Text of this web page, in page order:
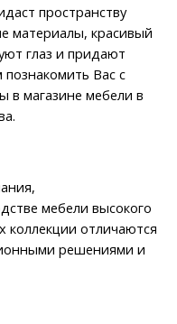
пространству
материалы, красивый
глаз и придают
Вас с
в магазине мебели в
мебели высокого
коллекции отличаются
решениями и